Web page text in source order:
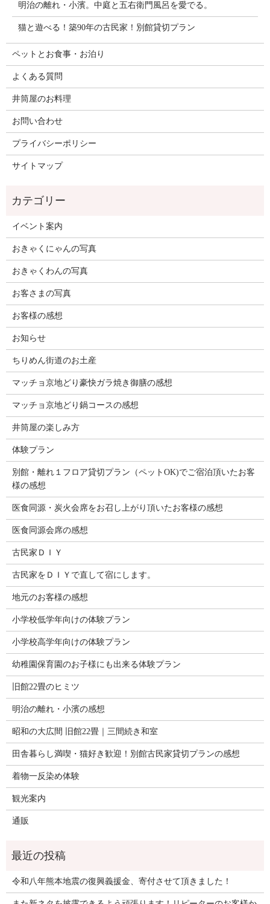
明治の離れ・小濱。中庭と五右衛門風呂を愛でる。
猫と遊べる！築90年の古民家！別館貸切プラン
ペットとお食事・お泊り
よくある質問
井筒屋のお料理
お問い合わせ
プライバシーポリシー
サイトマップ
イベント案内
おきゃくにゃんの写真
おきゃくわんの写真
お客さまの写真
お客様の感想
お知らせ
ちりめん街道のお土産
マッチョ京地どり豪快ガラ焼き御膳の感想
マッチョ京地どり鍋コースの感想
井筒屋の楽しみ方
体験プラン
別館・離れ１フロア貸切プラン（ペットOK)でご宿泊頂いたお客
様の感想
医食同源・炭火会席をお召し上がり頂いたお客様の感想
医食同源会席の感想
古民家ＤＩＹ
古民家をＤＩＹで直して宿にします。
地元のお客様の感想
小学校低学年向けの体験プラン
小学校高学年向けの体験プラン
幼稚園保育園のお子様にも出来る体験プラン
旧館22畳のヒミツ
明治の離れ・小濱の感想
昭和の大広間 旧館22畳｜三間続き和室
田舎暮らし満喫・猫好き歓迎！別館古民家貸切プランの感想
着物一反染め体験
観光案内
通販
令和八年熊本地震の復興義援金、寄付させて頂きました！